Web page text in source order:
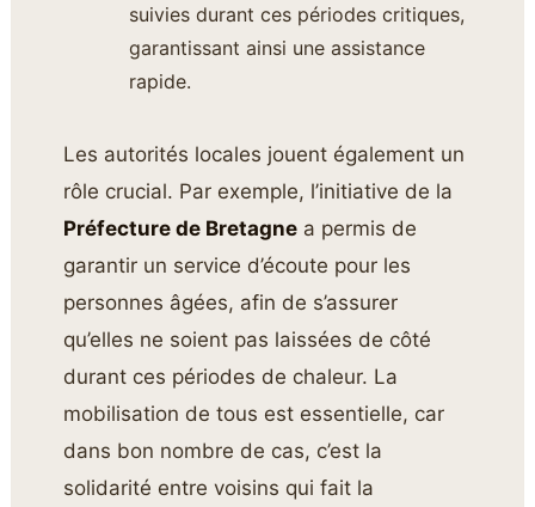
suivies durant ces périodes critiques,
garantissant ainsi une assistance
rapide.
Les autorités locales jouent également un
rôle crucial. Par exemple, l’initiative de la
Préfecture de Bretagne a permis de
garantir un service d’écoute pour les
personnes âgées, afin de s’assurer
qu’elles ne soient pas laissées de côté
durant ces périodes de chaleur. La
mobilisation de tous est essentielle, car
dans bon nombre de cas, c’est la
solidarité entre voisins qui fait la